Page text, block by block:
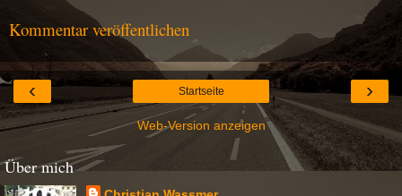
Kommentar veröffentlichen
‹ ›
Startseite
Web-Version anzeigen
Über mich